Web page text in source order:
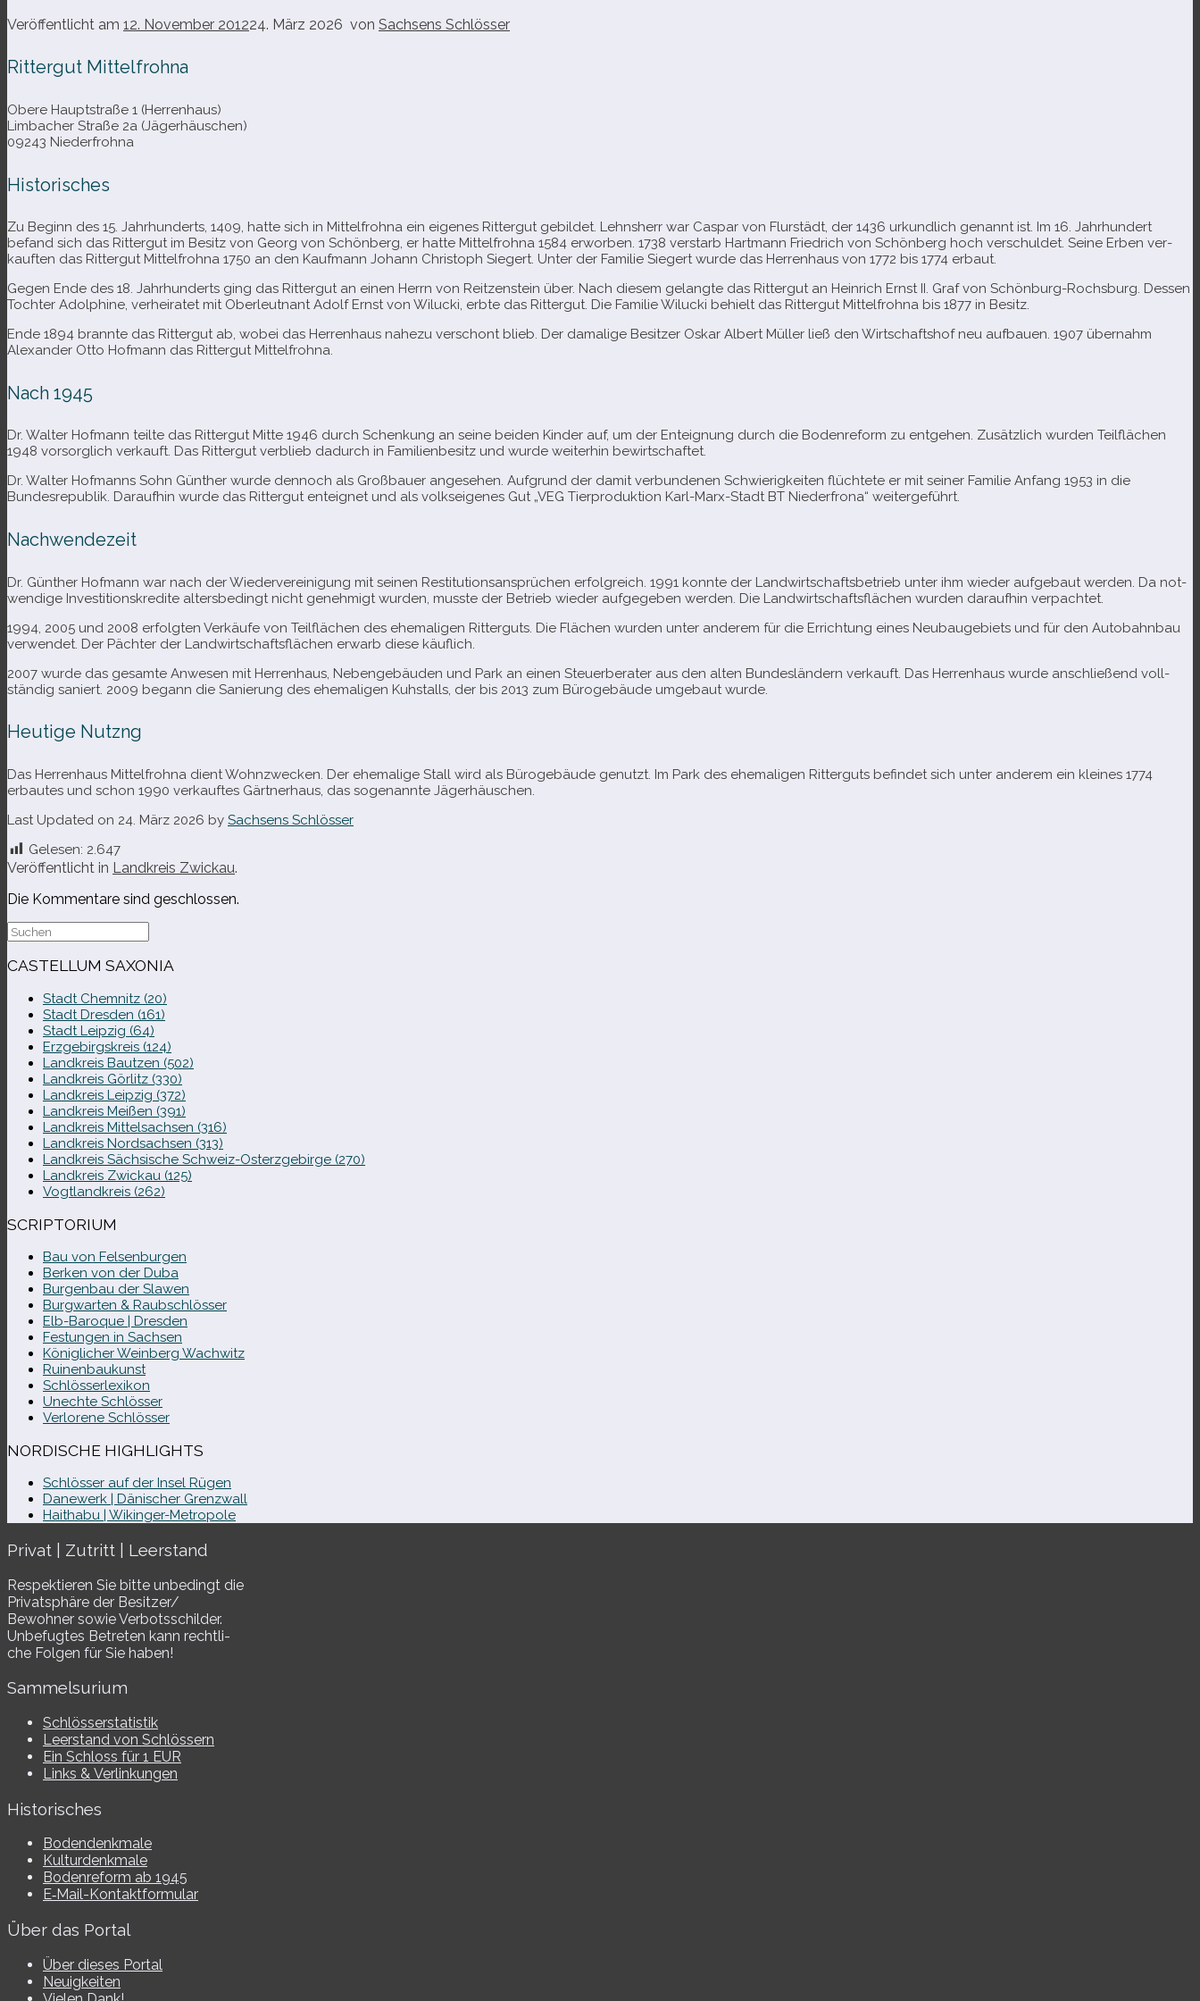
Veröffentlicht am 12. November 201224. März 2026 von Sachsens Schlösser
Rittergut Mittelfrohna
Obere Hauptstraße 1 (Herrenhaus)
Limbacher Straße 2a (Jägerhäuschen)
09243 Niederfrohna
Historisches
Zu Beginn des 15. Jahrhunderts, 1409, hatte sich in Mittelfrohna ein eige­nes Rittergut gebil­det. Lehnsherr war Caspar von Flurstädt, der 1436 urkund­lich genannt ist. Im 16. Jahrhundert
befand sich das Rittergut im Besitz von Georg von Schönberg, er hatte Mittelfrohna 1584 erwor­ben. 1738 ver­starb Hartmann Friedrich von Schönberg hoch ver­schul­det. Seine Erben ver­
kauf­ten das Rittergut Mittelfrohna 1750 an den Kaufmann Johann Christoph Siegert. Unter der Familie Siegert wurde das Herrenhaus von 1772 bis 1774 erbaut.
Gegen Ende des 18. Jahrhunderts ging das Rittergut an einen Herrn von Reitzenstein über. Nach die­sem gelangte das Rittergut an Heinrich Ernst II. Graf von Schönburg-​Rochsburg. Dessen
Tochter Adolphine, ver­hei­ra­tet mit Oberleutnant Adolf Ernst von Wilucki, erbte das Rittergut. Die Familie Wilucki behielt das Rittergut Mittelfrohna bis 1877 in Besitz.
Ende 1894 brannte das Rittergut ab, wobei das Herrenhaus nahezu ver­schont blieb. Der dama­lige Besitzer Oskar Albert Müller ließ den Wirtschaftshof neu auf­bauen. 1907 über­nahm
Alexander Otto Hofmann das Rittergut Mittelfrohna.
Nach 1945
Dr. Walter Hofmann teilte das Rittergut Mitte 1946 durch Schenkung an seine bei­den Kinder auf, um der Enteignung durch die Bodenreform zu ent­ge­hen. Zusätzlich wur­den Teilflächen
1948 vor­sorg­lich ver­kauft. Das Rittergut ver­blieb dadurch in Familienbesitz und wurde wei­ter­hin bewirtschaftet.
Dr. Walter Hofmanns Sohn Günther wurde den­noch als Großbauer ange­se­hen. Aufgrund der damit ver­bun­de­nen Schwierigkeiten flüch­tete er mit sei­ner Familie Anfang 1953 in die
Bundesrepublik. Daraufhin wurde das Rittergut ent­eig­net und als volks­ei­ge­nes Gut „VEG Tierproduktion Karl-​Marx-​Stadt BT Niederfrona“ weitergeführt.
Nachwendezeit
Dr. Günther Hofmann war nach der Wiedervereinigung mit sei­nen Restitutionsansprüchen erfolg­reich. 1991 konnte der Landwirtschaftsbetrieb unter ihm wie­der auf­ge­baut wer­den. Da not­
wen­dige Investitionskredite alters­be­dingt nicht geneh­migt wur­den, musste der Betrieb wie­der auf­ge­ge­ben wer­den. Die Landwirtschaftsflächen wur­den dar­auf­hin verpachtet.
1994, 2005 und 2008 erfolg­ten Verkäufe von Teilflächen des ehe­ma­li­gen Ritterguts. Die Flächen wur­den unter ande­rem für die Errichtung eines Neubaugebiets und für den Autobahnbau
ver­wen­det. Der Pächter der Landwirtschaftsflächen erwarb diese käuflich.
2007 wurde das gesamte Anwesen mit Herrenhaus, Nebengebäuden und Park an einen Steuerberater aus den alten Bundesländern ver­kauft. Das Herrenhaus wurde anschlie­ßend voll­
stän­dig saniert. 2009 begann die Sanierung des ehe­ma­li­gen Kuhstalls, der bis 2013 zum Bürogebäude umge­baut wurde.
Heutige Nutzng
Das Herrenhaus Mittelfrohna dient Wohnzwecken. Der ehe­ma­lige Stall wird als Bürogebäude genutzt. Im Park des ehe­ma­li­gen Ritterguts befin­det sich unter ande­rem ein klei­nes 1774
erbau­tes und schon 1990 ver­kauf­tes Gärtnerhaus, das soge­nannte Jägerhäuschen.
Last Updated on 24. März 2026 by Sachsens Schlösser
Gelesen: 2.647
Veröffentlicht in Landkreis Zwickau.
Die Kommentare sind geschlossen.
Suche
nach:
CASTELLUM SAXONIA
Stadt Chemnitz (20)
Stadt Dresden (161)
Stadt Leipzig (64)
Erzgebirgskreis (124)
Landkreis Bautzen (502)
Landkreis Görlitz (330)
Landkreis Leipzig (372)
Landkreis Meißen (391)
Landkreis Mittelsachsen (316)
Landkreis Nordsachsen (313)
Landkreis Sächsische Schweiz-​Osterzgebirge (270)
Landkreis Zwickau (125)
Vogtlandkreis (262)
SCRIPTORIUM
Bau von Felsenburgen
Berken von der Duba
Burgenbau der Slawen
Burgwarten & Raubschlösser
Elb-​Baroque | Dresden
Festungen in Sachsen
Königlicher Weinberg Wachwitz
Ruinenbaukunst
Schlösserlexikon
Unechte Schlösser
Verlorene Schlösser
NORDISCHE HIGHLIGHTS
Schlösser auf der Insel Rügen
Danewerk | Dänischer Grenzwall
Haithabu | Wikinger-Metropole
Privat | Zutritt | Leerstand
Respektieren Sie bitte unbe­dingt die
Privatsphäre der Besitzer/​
Bewohner sowie Verbotsschilder.
Unbefugtes Betreten kann recht­li­
che Folgen für Sie haben!
Sammelsurium
Schlösserstatistik
Leerstand von Schlössern
Ein Schloss für 1 EUR
Links & Verlinkungen
Historisches
Bodendenkmale
Kulturdenkmale
Bodenreform ab 1945
E‑Mail-​​Kontaktformular
Über das Portal
Über dieses Portal
Neuigkeiten